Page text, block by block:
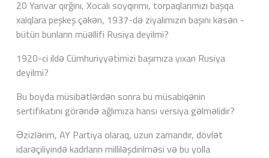
20 Yanvar qırğını, Xocalı soyqırımı, torpaqlarımızı başqa
xalqlara peşkeş çəkən, 1937-də ziyalımızın başını kəsən -
bütün bunların müəllifi Rusiya deyilmi?
1920-ci ildə Cümhuriyyətimizi başımıza yıxan Rusiya
deyilmi?
Bu boyda müsibətlərdən sonra bu müsabiqənin
sertifikatını görəndə ağlımıza hansı versiya gəlməlidir?
Əzizlərim, AY Partiya olaraq, uzun zamandır, dövlət
idarəçiliyində kadrların milliləşdirilməsi və bu yolla